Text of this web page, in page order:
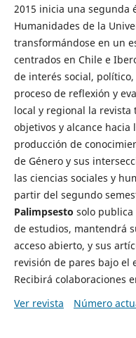
2015 inicia una segunda
Humanidades de la
transformándose en un
centrados en Chile e
de interés social,
proceso de reflexión y
local y regional la revista
objetivos y alcance
producción de
de Género y sus
las ciencias sociales y
partir del segundo
Palimpsesto solo publica
de estudios, mantendrá
acceso abierto, y sus
revisión de pares bajo el
Recibirá colaboraciones
Ver revista
Número